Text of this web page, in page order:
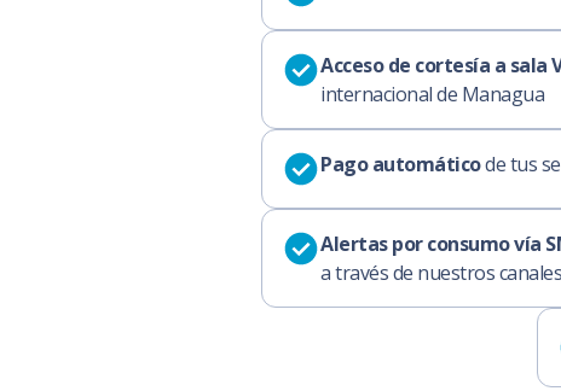
Acceso de cortesía a sala
internacional de Managua
Pago automáticode tus
Alertas por consumo vía
a través de nuestros